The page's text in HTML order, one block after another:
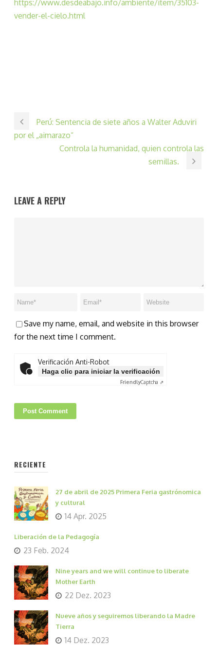
https://www.desdeabajo.info/ambiente/item/35103-
vender-el-cielo.html
Perú: Sentencia de siete años a Walter Aduviri
por el „aimarazo“
Controla la humanidad, quien controla las
semillas.
LEAVE A REPLY
Save my name, email, and website in this browser
for the next time I comment.
Verificación Anti-Robot
Haga clic para iniciar la verificación
FriendlyCaptcha ⇗
RECIENTE
27 de abril de 2025 Primera Feria gastrónomica
y cultural
14 Apr. 2025
Liberación de la Pedagogía
23 Feb. 2024
Nine years and we will continue to liberate
Mother Earth
22 Dez. 2023
Nueve años y seguiremos liberando la Madre
Tierra
14 Dez. 2023